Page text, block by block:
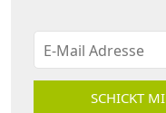
SCHICKT